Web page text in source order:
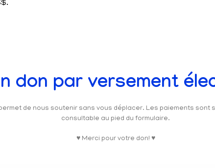
don par versement
de nous soutenir sans vous déplacer. Les paiements
consultable au pied du formulaire.
♥ Merci pour votre don! ♥